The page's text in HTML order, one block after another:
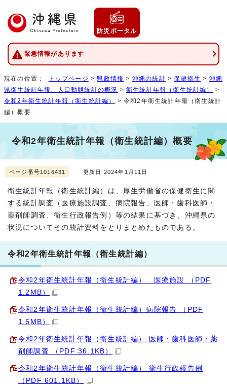
防災ポータル
緊急情報があります
現在の位置： トップページ > 県政情報 > 沖縄の統計 >保健衛生 > 沖縄
県衛生統計年報、人口動態統計の概況 >衛生統計年報（衛生統計編）
>
令和2年衛生統計年報（衛生統計編）
> 令和2年衛生統計年報（衛生統計
編）概要
令和2年衛生統計年報（衛生統計編）概要
ページ番号1016431 更新日 2024年1月11日
衛生統計年報（衛生統計編）は、厚生労働省の保健衛生に関
する統計調査（医療施設調査、病院報告、医師・歯科医師・
薬剤師調査、衛生行政報告例）等の結果に基づき、沖縄県の
状況についてその統計資料をとりまとめたものである。
令和2年衛生統計年報（衛生統計編）
令和2年衛生統計年報（衛生統計編） 医療施設 （PDF
1.2MB）
令和2年衛生統計年報（衛生統計編）病院報告 （PDF
1.6MB）
令和2年衛生統計年報（衛生統計編） 医師・歯科医師・薬
剤師調査 （PDF 36.1KB）
令和2年衛生統計年報（衛生統計編） 衛生行政報告例
（PDF 601.1KB）